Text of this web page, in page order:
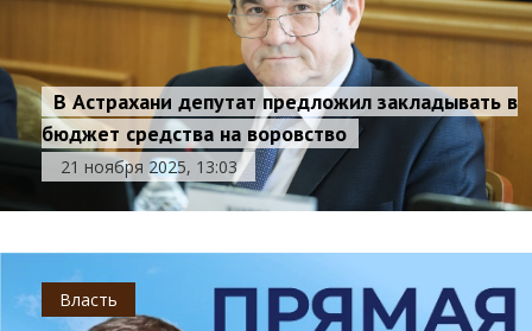
В Астрахани депутат предложил закладывать в
бюджет средства на воровство
21 ноября 2025, 13:03
Власть